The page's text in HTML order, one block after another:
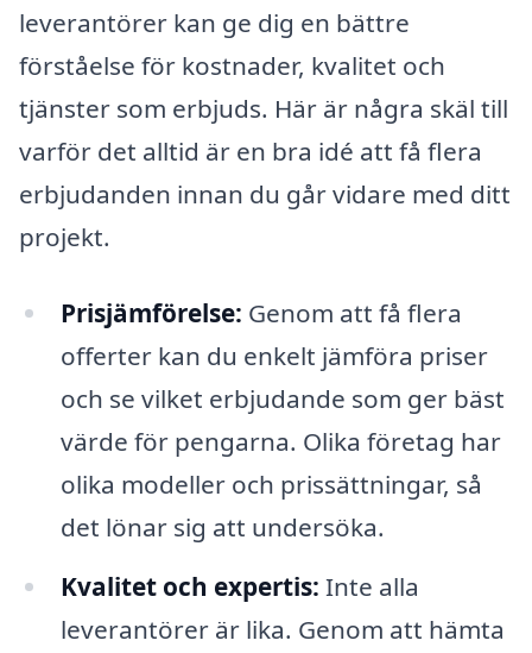
leverantörer kan ge dig en bättre
förståelse för kostnader, kvalitet och
tjänster som erbjuds. Här är några skäl till
varför det alltid är en bra idé att få flera
erbjudanden innan du går vidare med ditt
projekt.
Prisjämförelse: Genom att få flera
offerter kan du enkelt jämföra priser
och se vilket erbjudande som ger bäst
värde för pengarna. Olika företag har
olika modeller och prissättningar, så
det lönar sig att undersöka.
Kvalitet och expertis: Inte alla
leverantörer är lika. Genom att hämta